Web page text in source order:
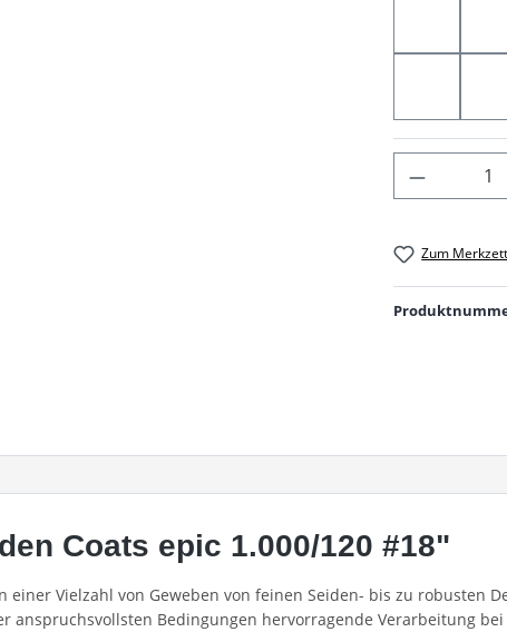
Zum
Coats epic 1.000/120 #18"
einer Vielzahl von Geweben von feinen Seiden- bis zu robusten
Bedingungen hervorragende Verarbeitung